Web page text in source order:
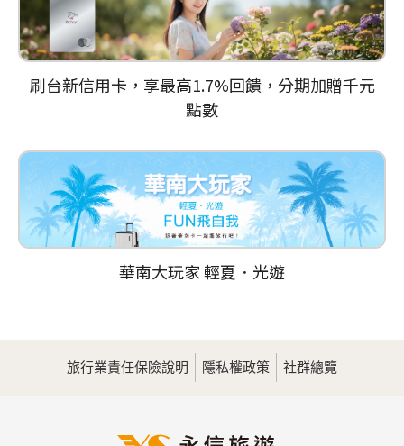
刷台新信用卡，享最高1.7%回饋，分期加贈千元
點數
華南大玩家 輕夏．光遊
旅行業責任保險說明 隱私權政策 社群總覽